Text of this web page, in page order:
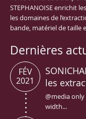
STEPHANOISE enrichit
les domaines de
bande, matériel de taille
Dernières
les
@media
width...
FÉV
2021